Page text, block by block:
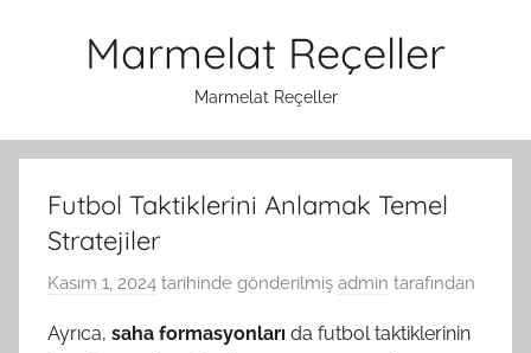
Marmelat Reçeller
Marmelat Reçeller
Futbol Taktiklerini Anlamak Temel
Stratejiler
Kasım 1, 2024 tarihinde gönderilmiş admin tarafından
Ayrıca, saha formasyonları da futbol taktiklerinin